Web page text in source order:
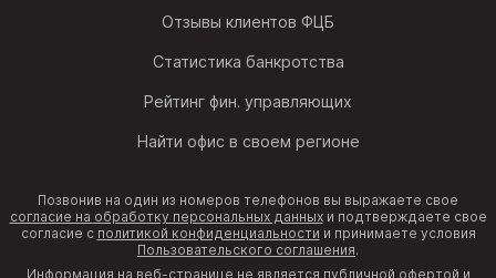
Отзывы клиентов ФЦБ
Статистика банкротства
Рейтинг фин. управляющих
Найти офис в своем регионе
Позвонив на один из номеров телефонов вы выражаете свое
согласие на обработку персональных данныхи подтверждаете свое
согласие с политикой конфиденциальности и принимаете условия
Пользовательского соглашения.
Информация на веб-странице не является публичной офертой и